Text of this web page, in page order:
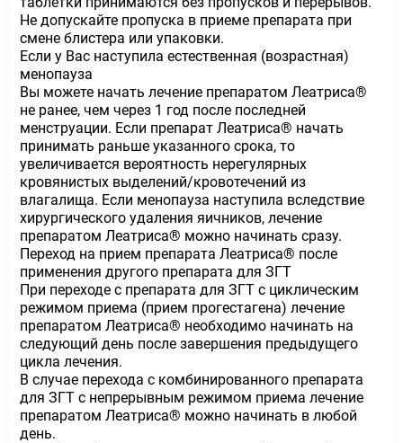
Не допускайте пропуска в приеме препарата при
смене блистера или упаковки.
Если у Вас наступила естественная (возрастная)
менопауза
Вы можете начать лечение препаратом Леатриса®
не ранее, чем через 1 год после последней
менструации. Если препарат Леатриса® начать
принимать раньше указанного срока, то
увеличивается вероятность нерегулярных
кровянистых выделений/кровотечений из
влагалища. Если менопауза наступила вследствие
хирургического удаления яичников, лечение
препаратом Леатриса® можно начинать сразу.
Переход на прием препарата Леатриса® после
применения другого препарата для ЗГТ
При переходе с препарата для ЗГТ с циклическим
режимом приема (прием прогестагена) лечение
препаратом Леатриса® необходимо начинать на
следующий день после завершения предыдущего
цикла лечения.
В случае перехода с комбинированного препарата
для ЗГТ с непрерывным режимом приема лечение
препаратом Леатриса® можно начинать в любой
день.